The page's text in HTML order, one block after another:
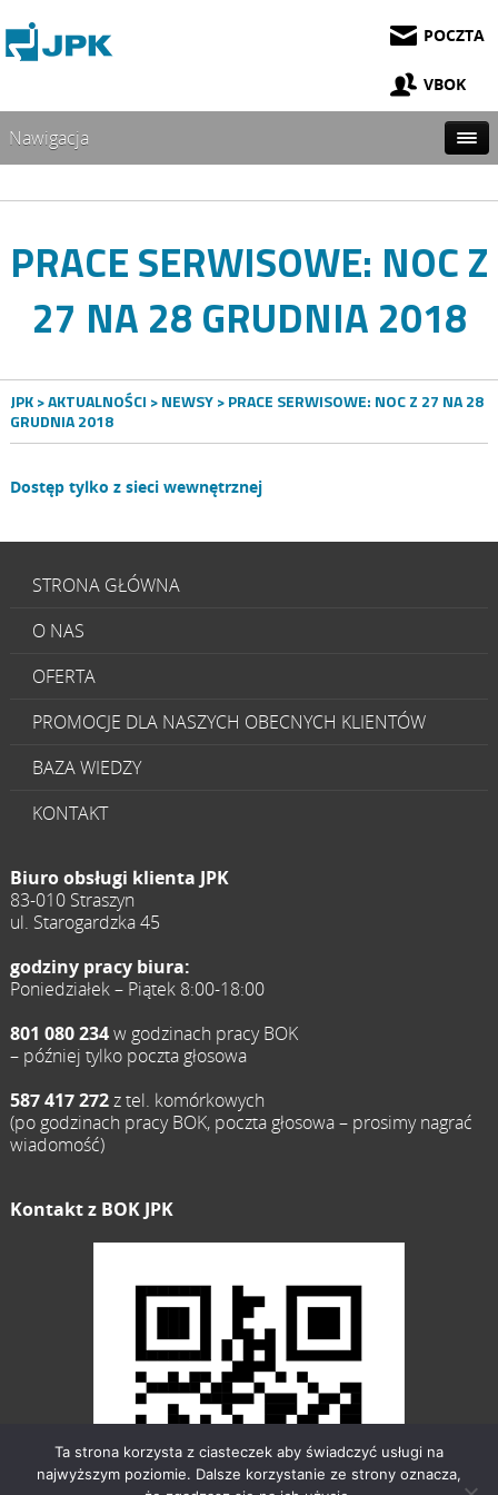
POCZTA
VBOK
Nawigacja
PRACE SERWISOWE: NOC Z
27 NA 28 GRUDNIA 2018
JPK>AKTUALNOŚCI >NEWSY> PRACE SERWISOWE: NOC Z 27 NA 28
GRUDNIA 2018
Dostęp tylko z sieci wewnętrznej
STRONA GŁÓWNA
O NAS
OFERTA
PROMOCJE DLA NASZYCH OBECNYCH KLIENTÓW
BAZA WIEDZY
KONTAKT
Biuro obsługi klienta JPK
83-010 Straszyn
ul. Starogardzka 45
godziny pracy biura:
Poniedziałek – Piątek 8:00-18:00
801 080 234w godzinach pracy BOK
– później tylko poczta głosowa
587 417 272z tel. komórkowych
(po godzinach pracy BOK, poczta głosowa – prosimy nagrać
wiadomość)
Kontakt z BOK JPK
Ta strona korzysta z ciasteczek aby świadczyć usługi na
najwyższym poziomie. Dalsze korzystanie ze strony oznacza,